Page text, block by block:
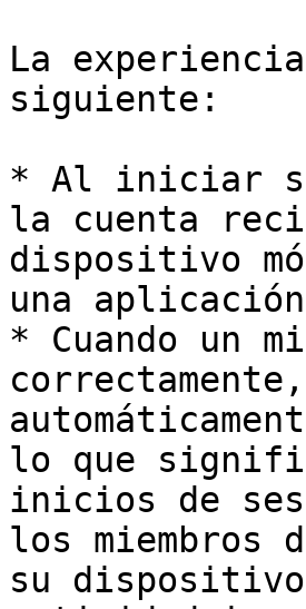
La
siguiente:
* Al iniciar
la cuenta
dispositivo
una
* Cuando un
lo que
inicios de
los miembros
su